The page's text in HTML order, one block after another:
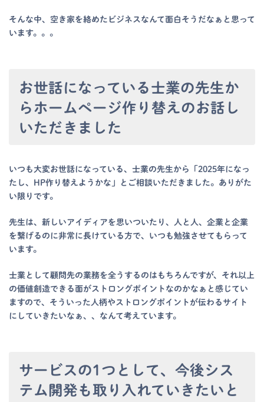
そんな中、空き家を絡めたビジネスなんて面白そうだなぁと思って
います。。。
お世話になっている士業の先生か
らホームページ作り替えのお話し
いただきました
いつも大変お世話になっている、士業の先生から「2025年になっ
たし、HP作り替えようかな」とご相談いただきました。ありがた
い限りです。
先生は、新しいアイディアを思いついたり、人と人、企業と企業
を繋げるのに非常に長けている方で、いつも勉強させてもらって
います。
士業として顧問先の業務を全うするのはもちろんですが、それ以上
の価値創造できる面がストロングポイントなのかなぁと感じてい
ますので、そういった人柄やストロングポイントが伝わるサイト
にしていきたいなぁ、、なんて考えています。
サービスの1つとして、今後シス
テム開発も取り入れていきたいと